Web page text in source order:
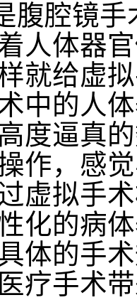
腹腔镜
人体器
就给虚
中的人
度逼真
作，感
虚拟手
化的病
体的手
疗手术